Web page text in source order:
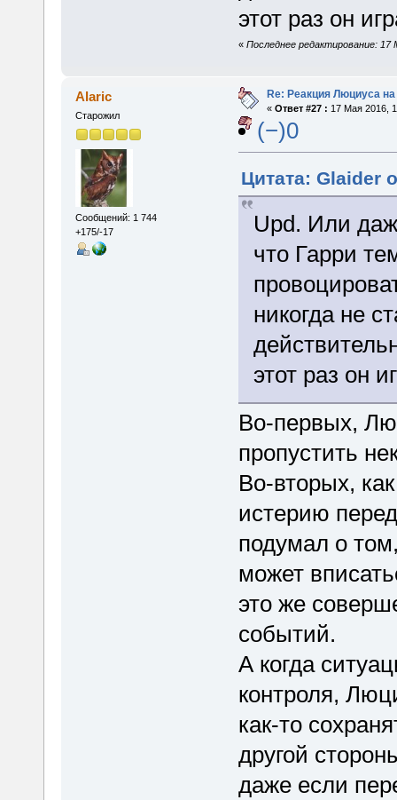
этот раз он
« Последнее редактирование: 17
Alaric
Старожил
Сообщений: 1 744
+175/-17
Re: Реакция Люциуса
« Ответ #27 : 17 Мая 2016,
(−)0
Цитата: Glaider
Upd. Или
что Гарри
никогда не
этот раз он
Во-первых,
пропустить
Во-вторых,
истерию
подумал о
может
это же
событий.
А когда
контроля,
как-то
другой
даже если